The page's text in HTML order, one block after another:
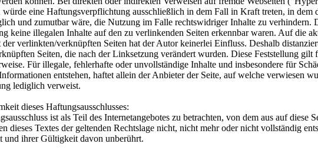
würde eine Haftungsverpflichtung ausschließlich in dem Fall in Kraft treten, in
und zumutbar wäre, die Nutzung im Falle rechtswidriger Inhalte zu
keine illegalen Inhalte auf den zu verlinkenden Seiten erkennbar waren. Auf die
der verlinkten/verknüpften Seiten hat der Autor keinerlei Einfluss. Deshalb
Seiten, die nach der Linksetzung verändert wurden. Diese Feststellung gilt
Für illegale, fehlerhafte oder unvollständige Inhalte und insbesondere für
entstehen, haftet allein der Anbieter der Seite, auf welche verwiesen
lediglich verweist.
dieses Haftungsausschlusses:
ist als Teil des Internetangebotes zu betrachten, von dem aus auf diese
dieses Textes der geltenden Rechtslage nicht, nicht mehr oder nicht vollständig
und ihrer Gültigkeit davon unberührt.